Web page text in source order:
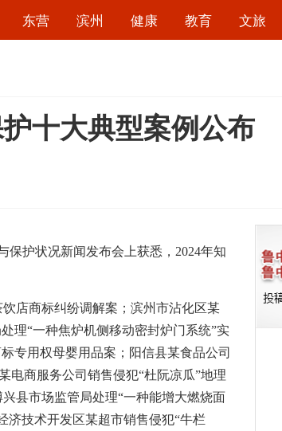
东营 滨州 健康 教育 文旅
十大典型案例公布
保护状况新闻发布会上获悉，2024年知
店商标纠纷调解案；滨州市沾化区某
理“一种焦炉机侧移动密封炉门系统”实
专用权母婴用品案；阳信县某食品公司
电商服务公司销售侵犯“杜阮凉瓜”地理
县市场监管局处理“一种能增大燃烧面
济技术开发区某超市销售侵犯“牛栏